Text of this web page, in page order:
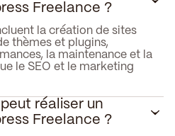
Freelance ?
la création de sites
thèmes et plugins,
la maintenance et la
le SEO et le marketing
réaliser un
Freelance ?